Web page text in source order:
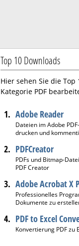
Top 10 Downloads
Hier sehen Sie die
Kategorie PDF
1. Adobe Reader
Dateien im Adobe
drucken und
2. PDFCreator
PDFs und Bitmap-
PDF Creator
3. Adobe Acrobat X
Professionelles
Dokumente zu
4. PDF to Excel
Konvertierung PDF zu